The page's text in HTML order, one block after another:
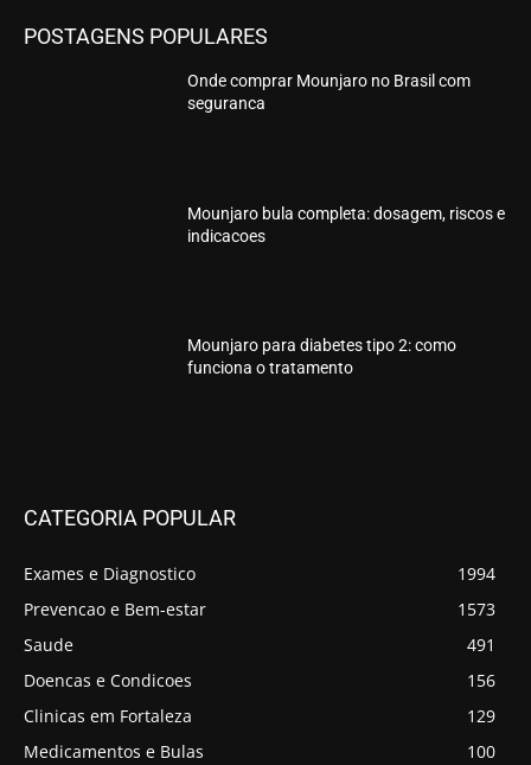
POSTAGENS POPULARES
Onde comprar Mounjaro no Brasil com
seguranca
Mounjaro bula completa: dosagem, riscos e
indicacoes
Mounjaro para diabetes tipo 2: como
funciona o tratamento
CATEGORIA POPULAR
Exames e Diagnostico
1994
Prevencao e Bem-estar
1573
Saude
491
Doencas e Condicoes
156
Clinicas em Fortaleza
129
Medicamentos e Bulas
100